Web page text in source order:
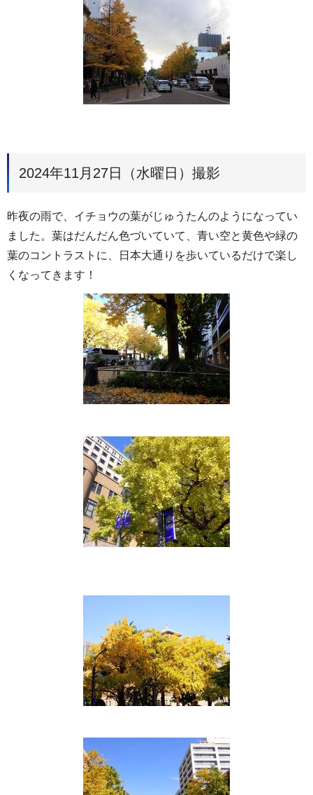
2024年11月27日（水曜日）撮影
昨夜の雨で、イチョウの葉がじゅうたんのようになってい
ました。葉はだんだん色づいていて、青い空と黄色や緑の
葉のコントラストに、日本大通りを歩いているだけで楽し
くなってきます！